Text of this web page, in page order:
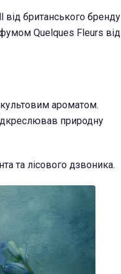
британського бренду
Quelques Fleurs від
ароматом.
природну
та лісового дзвоника.